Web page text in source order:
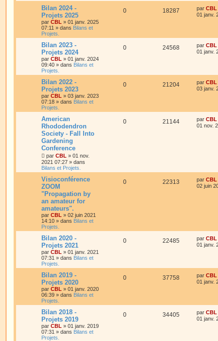
Bilan 2024 -
Projets 2025
par CBL » 01 janv. 2025
07:11 » dans Bilans et
Projets.
0 18287 par CBL
01 janv.
Bilan 2023 -
Projets 2024
par CBL » 01 janv. 2024
09:40 » dans Bilans et
Projets.
0 24568 par CBL
01 janv.
Bilan 2022 -
Projets 2023
par CBL » 03 janv. 2023
07:18 » dans Bilans et
Projets.
0 21204 par CBL
03 janv.
American
Rhododendron
Society - Fall Into
Gardening
Conference
par CBL » 01 nov.
2021 07:27 » dans
Bilans et Projets.
0 21144 par CBL
01 nov.
Visioconférence
ZOOM
"Propagation by
an amateur for
amateurs".
par CBL » 02 juin 2021
14:10 » dans Bilans et
Projets.
0 22313 par CBL
02 juin
Bilan 2020 -
Projets 2021
par CBL » 01 janv. 2021
07:31 » dans Bilans et
Projets.
0 22485 par CBL
01 janv.
Bilan 2019 -
Projets 2020
par CBL » 01 janv. 2020
06:39 » dans Bilans et
Projets.
0 37758 par CBL
01 janv.
Bilan 2018 -
Projets 2019
par CBL » 01 janv. 2019
07:31 » dans Bilans et
Projets.
0 34405 par CBL
01 janv.